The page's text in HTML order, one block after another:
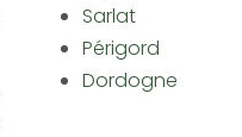
Sarlat
Périgord
Dordogne